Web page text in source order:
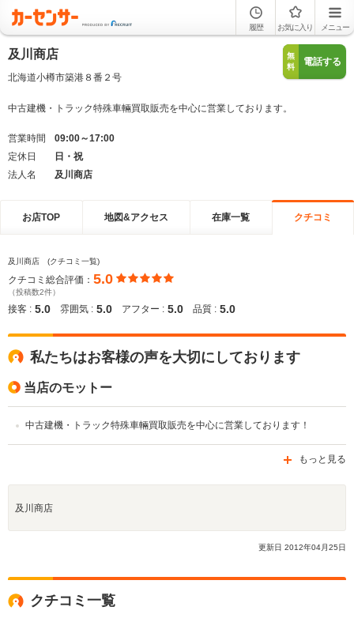
履歴 お気に入り メニュー
及川商店
北海道小樽市築港８番２号
無
料
電話する
中古建機・トラック特殊車輛買取販売を中心に営業しております。
営業時間
09:00～17:00
定休日
日・祝
法人名
及川商店
お店TOP 地図&アクセス 在庫一覧 クチコミ
及川商店 (クチコミ一覧)
クチコミ総合評価： 5.0
（投稿数2件）
接客 : 5.0 雰囲気 : 5.0 アフター : 5.0 品質 : 5.0
私たちはお客様の声を大切にしております
当店のモットー
中古建機・トラック特殊車輛買取販売を中心に営業しております！
もっと見る
及川商店
更新日 2012年04月25日
クチコミ一覧